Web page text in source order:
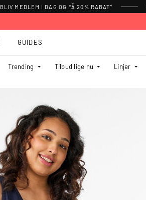
BLIV MEDLEM I DAG OG FÅ 20% RABAT*
Trending Tilbud lige nu Linjer
GUIDES